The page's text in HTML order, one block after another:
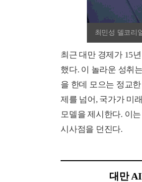
최민성 델코리
최근 대만 경제가 15
했다. 이 놀라운 성취
을 한데 모으는 정교
제를 넘어, 국가가 미
모델을 제시한다. 이
시사점을 던진다.
대만